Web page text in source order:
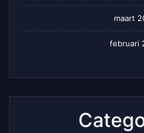
maart
februari